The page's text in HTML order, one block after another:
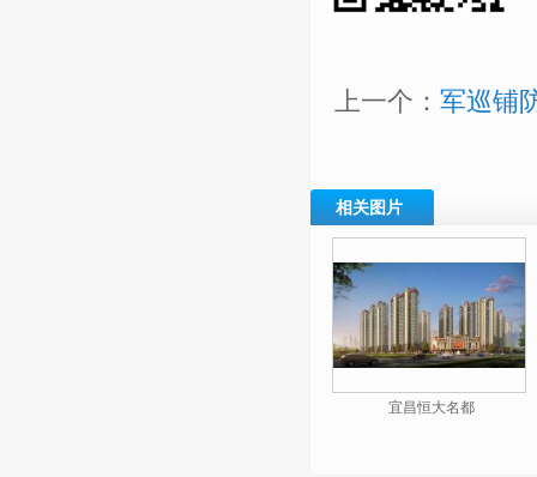
上一个： 军巡铺
相关图片
宜昌恒大名都